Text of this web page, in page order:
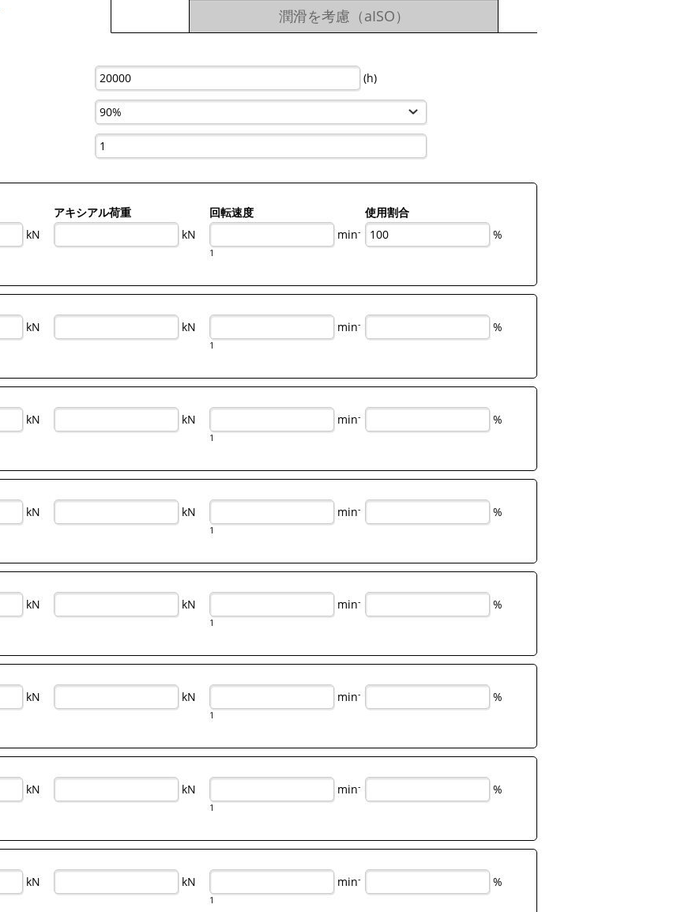
潤滑を考慮（aISO）
(h)
kN
アキシアル荷重
kN
回転速度
min-
1
使用割合
%
kN kN min-
1
%
kN kN min-
1
%
kN kN min-
1
%
kN kN min-
1
%
kN kN min-
1
%
kN kN min-
1
%
kN kN min-
1
%